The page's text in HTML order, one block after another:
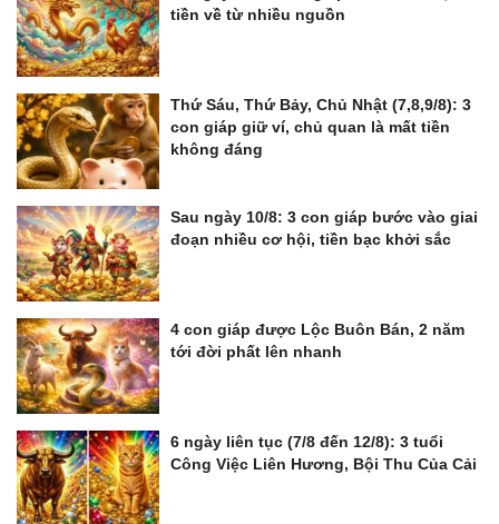
tiền về từ nhiều nguồn
Thứ Sáu, Thứ Bảy, Chủ Nhật (7,8,9/8): 3
con giáp giữ ví, chủ quan là mất tiền
không đáng
Sau ngày 10/8: 3 con giáp bước vào giai
đoạn nhiều cơ hội, tiền bạc khởi sắc
4 con giáp được Lộc Buôn Bán, 2 năm
tới đời phất lên nhanh
6 ngày liên tục (7/8 đến 12/8): 3 tuổi
Công Việc Liên Hương, Bội Thu Của Cải